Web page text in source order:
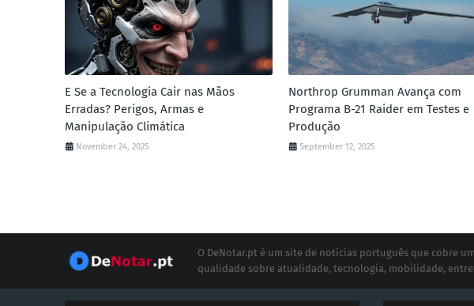
E Se a Tecnologia Cair nas Mãos
Erradas? Perigos, Armas e
Manipulação Climática
November 24, 2025
Northrop Grumman Avança com
Programa B-21 Raider em Testes e
Produção
September 12, 2025
O DeNotar.pt é um site de notícias português que cobre
qualidade sobre atualidade, tecnologia, mobilidade,